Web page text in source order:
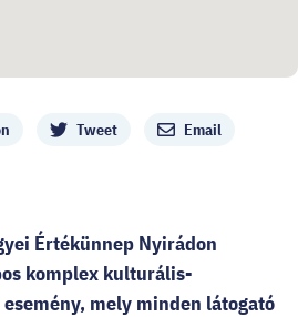
Tweet Email
Értékünnep Nyirádon
komplex kulturális-
mely minden látogató